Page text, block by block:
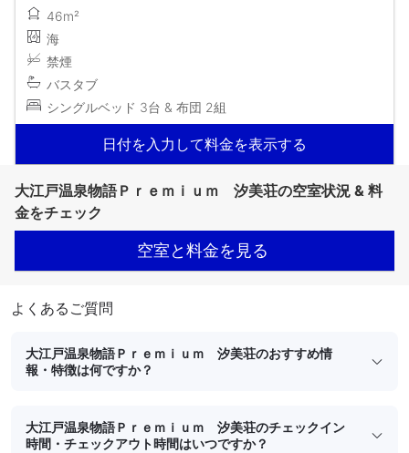
46m²
海
禁煙
バスタブ
シングルベッド 3台 & 布団 2組
日付を入力して料金を表示する
大江戸温泉物語Ｐｒｅｍｉｕｍ 汐美荘の空室状況 & 料
金をチェック
空室と料金を見る
よくあるご質問
大江戸温泉物語Ｐｒｅｍｉｕｍ 汐美荘のおすすめ情
報・特徴は何ですか？
大江戸温泉物語Ｐｒｅｍｉｕｍ 汐美荘のチェックイン
時間・チェックアウト時間はいつですか？